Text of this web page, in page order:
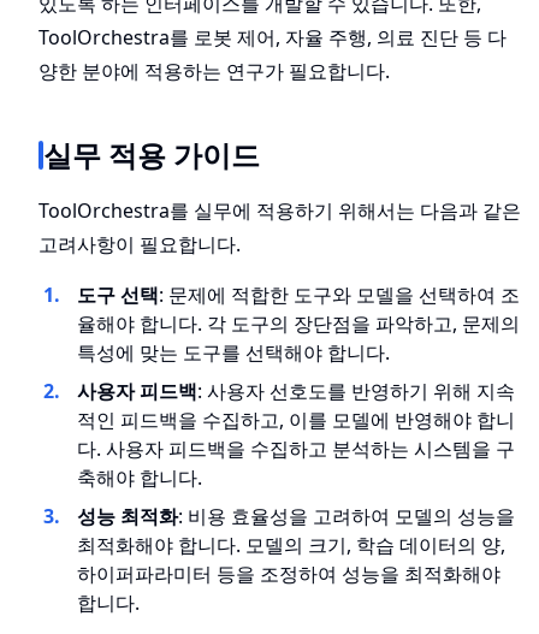
ToolOrchestra를 로봇 제어, 자율 주행, 의료 진단 등 다
양한 분야에 적용하는 연구가 필요합니다.
실무 적용 가이드
ToolOrchestra를 실무에 적용하기 위해서는 다음과 같은
고려사항이 필요합니다.
도구 선택: 문제에 적합한 도구와 모델을 선택하여 조
율해야 합니다. 각 도구의 장단점을 파악하고, 문제의
특성에 맞는 도구를 선택해야 합니다.
사용자 피드백: 사용자 선호도를 반영하기 위해 지속
적인 피드백을 수집하고, 이를 모델에 반영해야 합니
다. 사용자 피드백을 수집하고 분석하는 시스템을 구
축해야 합니다.
성능 최적화: 비용 효율성을 고려하여 모델의 성능을
최적화해야 합니다. 모델의 크기, 학습 데이터의 양,
하이퍼파라미터 등을 조정하여 성능을 최적화해야
합니다.